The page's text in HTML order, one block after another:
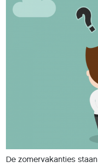
De zomervakanties